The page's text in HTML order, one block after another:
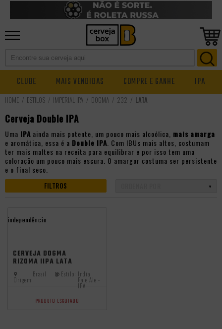
CLUBE MAIS VENDIDAS COMPRE E GANHE IPA
ESTILOS IMPERIAL IPA DOGMA 232 LATA
Cerveja Double IPA
Uma IPA ainda mais potente, um pouco mais alcoólica, mais amarga
e aromática, essa é a Double IPA . Com IBUs mais altos, costumam
ter mais maltes na receita para equilibrar e por isso tem uma
coloração um pouco mais escura. O amargor costuma ser persistente
e o final seco.
FILTROS
independência
CERVEJA DOGMA
RIZOMA IIPA LATA
473ML
Origem:
Brasil Estilo: India
Pale Ale -
IPA
PRODUTO ESGOTADO